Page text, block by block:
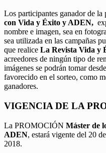
Los participantes ganador de la
con Vida y Éxito y ADEN,
nombre e imagen, sea en
sea utilizada en las campañas
que realice La Revista Vida y
acreedores de ningún tipo de
imágenes se podrán tomar
favorecido en el sorteo, como
ganadores.
VIGENCIA DE LA
La PROMOCIÓN Máster de
ADEN, estará vigente del 20
2018.